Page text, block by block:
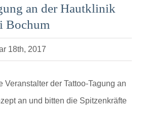
an der Hautklinik
Bochum
18th, 2017
Veranstalter der Tattoo-Tagung an
an und bitten die Spitzenkräfte